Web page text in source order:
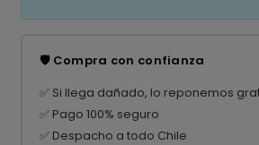
🛡️ Compra con confianza
✅ Si llega dañado, lo reponemos
✅ Pago 100% seguro
✅ Despacho a todo Chile